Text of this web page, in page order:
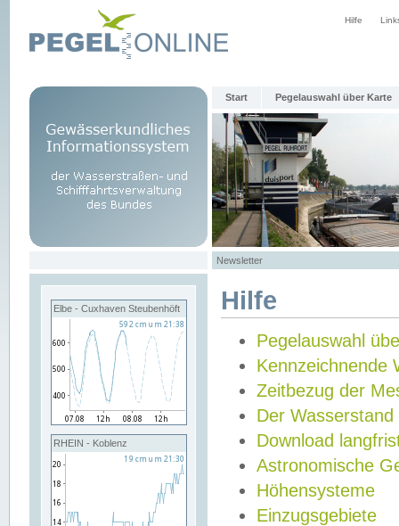
Hilfe
Start Pegelauswahl über Karte
Newsletter
Elbe - Cuxhaven Steubenhöft
RHEIN - Koblenz
Hilfe
Pegelauswahl
Kennzeichnende
Zeitbezug der
Der Wasserstand
Download
Astronomische
Höhensysteme
Einzugsgebiete